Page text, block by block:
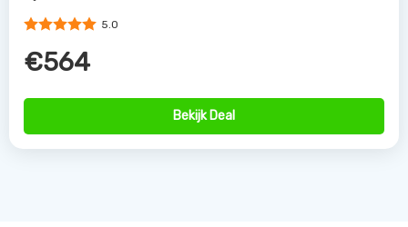
5.0
€564
Bekijk Deal